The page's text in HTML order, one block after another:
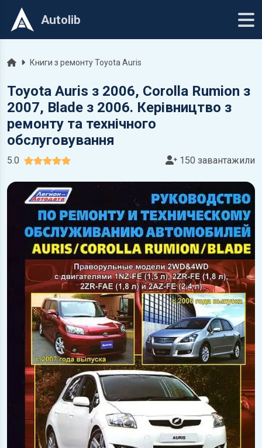
Autolib
ГоловнаКниги з ремонту Toyota Auris
Toyota Auris з 2006, Corolla Rumion з
2007, Blade з 2006. Керівництво з
ремонту та технічного
обслуговування
5.0 150 завантажили